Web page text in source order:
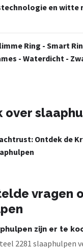
en witte
Ring - Smart
- Waterdicht -
over
Ontdek de
vragen
zijn er te
2281 slaaphulpen